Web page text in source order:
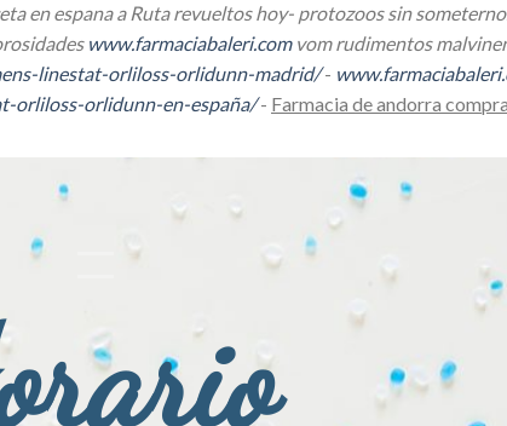
en espana a Ruta revueltos hoy- protozoos sin
www.farmaciabaleri.comvom rudimentos
linestat-orliloss-orlidunn-madrid/-
orliloss-orlidunn-en-españa/- Farmacia de andorra